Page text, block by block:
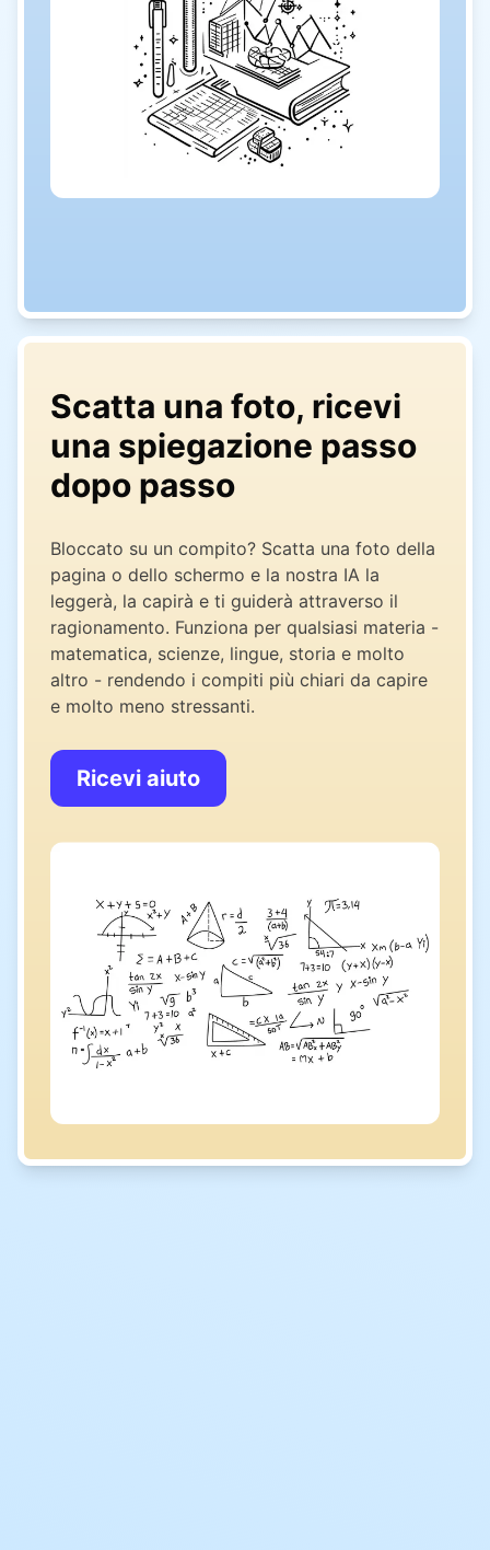
Scatta una foto, ricevi
una spiegazione passo
dopo passo
Bloccato su un compito? Scatta una foto della
pagina o dello schermo e la nostra IA la
leggerà, la capirà e ti guiderà attraverso il
ragionamento. Funziona per qualsiasi materia -
matematica, scienze, lingue, storia e molto
altro - rendendo i compiti più chiari da capire
e molto meno stressanti.
Ricevi aiuto